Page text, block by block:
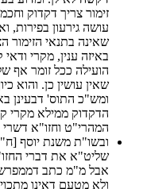
זימור צריך דקדוק
עושה גירעון בפירות,
שאינה בתנאי הזימור
באיזה ענין, מקרי
הועילה ככל זומר אף
שאין עושין כן. והוא
ומש"כ התוס' דבעינן
הדקדוק ממילא מקרי
המהרי"ט וחזו"א דשרי
ובשו"ת משנת יוסף
שליט"א את דברי
אבל מ"מ כתב
ולא מטעם דאינו